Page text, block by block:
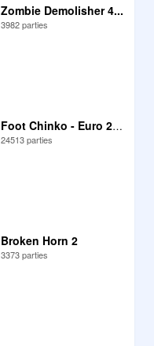
Zombie Demolisher 4...
3982 parties
Foot Chinko - Euro 2016
24513 parties
Broken Horn 2
3373 parties